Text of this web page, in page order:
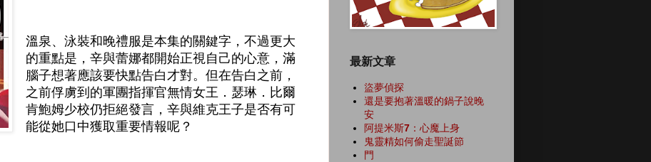
溫泉、泳裝和晚禮服是本集的關鍵字，不過更大
的重點是，辛與蕾娜都開始正視自己的心意，滿
腦子想著應該要快點告白才對。但在告白之前，
之前俘虜到的軍團指揮官無情女王．瑟琳．比爾
肯鮑姆少校仍拒絕發言，辛與維克王子是否有可
能從她口中獲取重要情報呢？
最新文章
盜夢偵探
還是要抱著溫暖的鍋子說晚
安
阿提米斯7：心魔上身
鬼靈精如何偷走聖誕節
門